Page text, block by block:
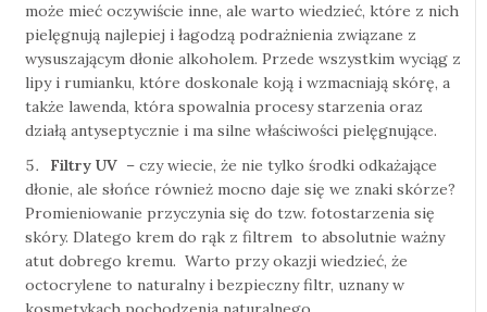
może mieć oczywiście inne, ale warto wiedzieć, które z nich
pielęgnują najlepiej i łagodzą podrażnienia związane z
wysuszającym dłonie alkoholem. Przede wszystkim wyciąg z
lipy i rumianku, które doskonale koją i wzmacniają skórę, a
także lawenda, która spowalnia procesy starzenia oraz
działą antyseptycznie i ma silne właściwości pielęgnujące.
Filtry UV – czy wiecie, że nie tylko środki odkażające
dłonie, ale słońce również mocno daje się we znaki skórze?
Promieniowanie przyczynia się do tzw. fotostarzenia się
skóry. Dlatego krem do rąk z filtrem to absolutnie ważny
atut dobrego kremu. Warto przy okazji wiedzieć, że
octocrylene to naturalny i bezpieczny filtr, uznany w